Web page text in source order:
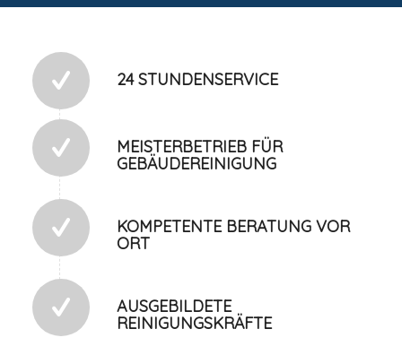
24 STUNDENSERVICE
MEISTERBETRIEB FÜR
GEBÄUDEREINIGUNG
KOMPETENTE BERATUNG VOR
ORT
AUSGEBILDETE
REINIGUNGSKRÄFTE